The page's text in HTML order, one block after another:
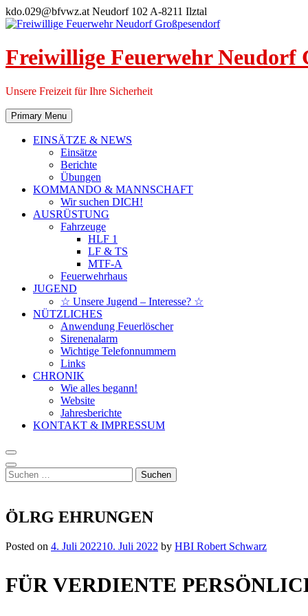
Skip
to
kdo.029@bfvwz.at Neudorf 102 A-8211 Ilztal
Freiwillige Feuerwehr Neudorf
Unsere Freizeit für Ihre Sicherheit
Primary Menu
EINSÄTZE & NEWS
Einsätze
Berichte
Übungen
KOMMANDO & MANNSCHAFT
Wir suchen DICH!
AUSRÜSTUNG
Fahrzeuge
HLF 1
LF & TS
MTF-A
Feuerwehrhaus
JUGEND
☆ Unsere Jugend – Interesse? ☆
NÜTZLICHES
Anwendung Feuerlöscher
Sirenenalarm
Wichtige Telefonnummern
Links
CHRONIK
Wie alles begann!
Website
Jahresberichte
KONTAKT & IMPRESSUM
Suchen
nach:
ÖLRG EHRUNGEN
Posted on 4. Juli 202210. Juli 2022 by HBI Robert Schwarz
FÜR VERDIENTE